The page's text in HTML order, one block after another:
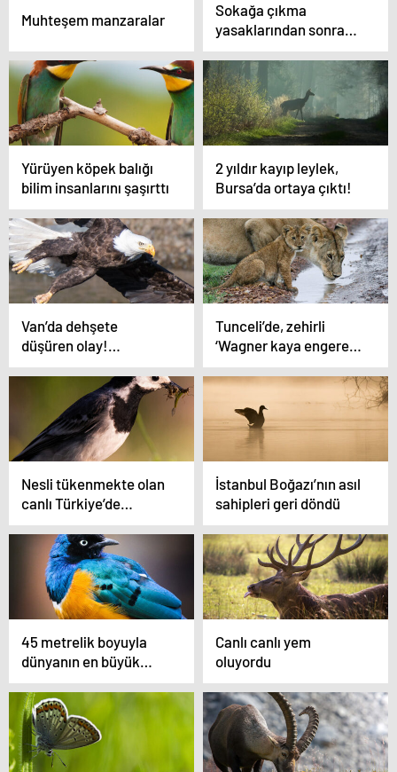
Muhteşem manzaralar
Sokağa çıkma
yasaklarından sonra
köpek satışları arttı
Yürüyen köpek balığı
bilim insanlarını şaşırttı
2 yıldır kayıp leylek,
Bursa’da ortaya çıktı!
Van’da dehşete
düşüren olay!
Tonlarcası kurtarıldı
Tunceli’de, zehirli
‘Wagner kaya engereği’
bulundu!
Nesli tükenmekte olan
canlı Türkiye’de
bulundu
İstanbul Boğazı’nın asıl
sahipleri geri döndü
45 metrelik boyuyla
dünyanın en büyük
canlısı, canlı olarak
bulundu!
Canlı canlı yem
oluyordu